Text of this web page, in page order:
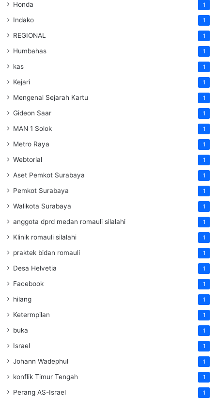
Honda 1
Indako 1
REGIONAL 1
Humbahas 1
kas 1
Kejari 1
Mengenal Sejarah Kartu 1
Gideon Saar 1
MAN 1 Solok 1
Metro Raya 1
Webtorial 1
Aset Pemkot Surabaya 1
Pemkot Surabaya 1
Walikota Surabaya 1
anggota dprd medan romauli silalahi 1
Klinik romauli silalahi 1
praktek bidan romauli 1
Desa Helvetia 1
Facebook 1
hilang 1
Ketermpilan 1
buka 1
Israel 1
Johann Wadephul 1
konflik Timur Tengah 1
Perang AS-Israel 1